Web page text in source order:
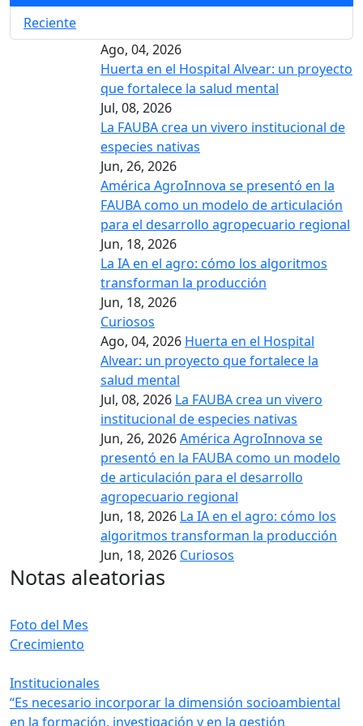
Reciente
Ago, 04, 2026
Huerta en el Hospital Alvear: un proyecto
que fortalece la salud mental
Jul, 08, 2026
La FAUBA crea un vivero institucional de
especies nativas
Jun, 26, 2026
América AgroInnova se presentó en la
FAUBA como un modelo de articulación
para el desarrollo agropecuario regional
Jun, 18, 2026
La IA en el agro: cómo los algoritmos
transforman la producción
Jun, 18, 2026
Curiosos
Ago, 04, 2026 Huerta en el Hospital
Alvear: un proyecto que fortalece la
salud mental
Jul, 08, 2026 La FAUBA crea un vivero
institucional de especies nativas
Jun, 26, 2026América AgroInnova se
presentó en la FAUBA como un modelo
de articulación para el desarrollo
agropecuario regional
Jun, 18, 2026 La IA en el agro: cómo los
algoritmos transforman la producción
Jun, 18, 2026 Curiosos
Notas aleatorias
Foto del Mes
Crecimiento
Institucionales
“Es necesario incorporar la dimensión socioambiental
en la formación, investigación y en la gestión